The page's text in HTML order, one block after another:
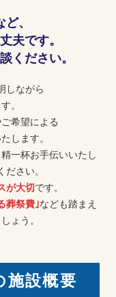
、
夫です。
ください。
しながら
。
希望による
します。
一杯お手伝いいたし
ださい。
が大切です。
葬祭費｣なども踏まえ
ょう。
施設概要